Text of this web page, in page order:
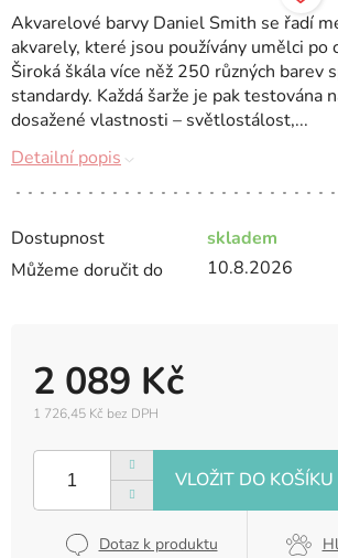
Dostupnost
skladem
Můžeme doručit do
10.8.2026
2 089 Kč
1 726,45 Kč bez DPH
cena:
Dotaz k produktu
Akvarelové barvy Daniel Smith se řadí
akvarely, které jsou používány umělci po
Široká škála více něž 250 různých barev
standardy. Každá šarže je pak testována
dosažené vlastnosti – světlostálost,...
Detailní popis